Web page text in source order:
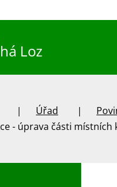
Loz
Úřad
- úprava části místních